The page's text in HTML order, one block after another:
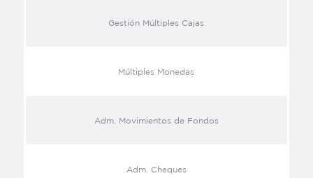
Gestión Múltiples Cajas
Múltiples Monedas
Adm. Movimientos de Fondos
Adm. Cheques